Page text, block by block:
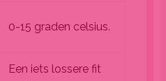
0-15 graden celsius.
Een iets lossere fit